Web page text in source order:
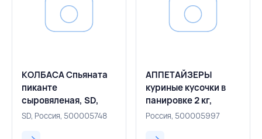
КОЛБАСА Спьяната
пиканте
сыровяленая, SD,
РОССИЯ
SD, Россия, 500005748
АППЕТАЙЗЕРЫ
куриные кусочки в
панировке 2 кг,
СЕРВОЛЮКС,
Россия, 500005997